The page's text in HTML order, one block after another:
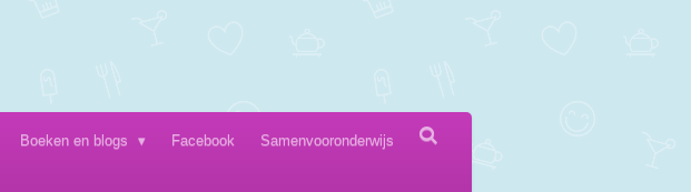
Boeken en blogs Facebook Samenvooronderwijs